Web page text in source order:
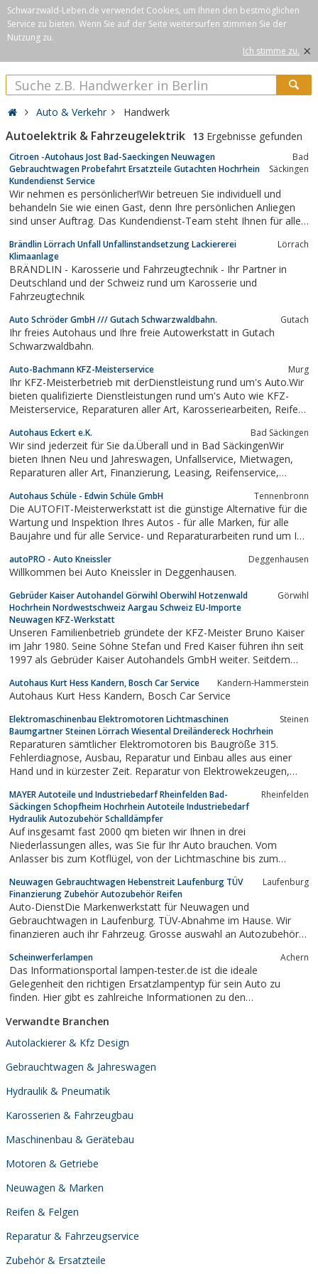
Schwarzwald-Leben.de verwendet Cookies, um Ihnen den bestmöglichen
Service zu bieten. Wenn Sie auf der Seite weitersurfen stimmen Sie der
Nutzung zu.
Ich stimme zu. ×
Auto & Verkehr Handwerk
Autoelektrik & Fahrzeugelektrik 13 Ergebnisse gefunden
Citroen -Autohaus Jost Bad-Saeckingen Neuwagen
Gebrauchtwagen Probefahrt Ersatzteile Gutachten Hochrhein
Kundendienst Service
Bad
Säckingen
Wir nehmen es persönlicher!Wir betreuen Sie individuell und
behandeln Sie wie einen Gast, denn Ihre persönlichen Anliegen
sind unser Auftrag. Das Kundendienst-Team steht Ihnen für alle
möchten mit uns Kontakt aufnehmen?
Brändlin Lörrach Unfall Unfallinstandsetzung Lackiererei
Klimaanlage
Lörrach
BRÄNDLIN - Karosserie und Fahrzeugtechnik - Ihr Partner in
Deutschland und der Schweiz rund um Karosserie und
Fahrzeugtechnik
Auto Schröder GmbH /// Gutach Schwarzwaldbahn. Gutach
Ihr freies Autohaus und Ihre freie Autowerkstatt in Gutach
Schwarzwaldbahn.
Auto-Bachmann KFZ-Meisterservice Murg
Ihr KFZ-Meisterbetrieb mit derDienstleistung rund um's Auto.Wir
bieten qualifizierte Dienstleistungen rund um's Auto wie KFZ-
Meisterservice, Reparaturen aller Art, Karosseriearbeiten, Reifen-
Die TÜV-Abnahme findet 2mal pro Woche im Hausstatt.
Autohaus Eckert e.K. Bad Säckingen
Wir sind jederzeit für Sie da.Überall und in Bad SäckingenWir
bieten Ihnen Neu und Jahreswagen, Unfallservice, Mietwagen,
Reparaturen aller Art, Finanzierung, Leasing, Reifenservice,
Autohaus Schüle - Edwin Schüle GmbH Tennenbronn
Die AUTOFIT-Meisterwerkstatt ist die günstige Alternative für die
Wartung und Inspektion Ihres Autos - für alle Marken, für alle
Baujahre und für alle Service- und Reparaturarbeiten rund um Ihr
autoPRO - Auto Kneissler Deggenhausen
Willkommen bei Auto Kneissler in Deggenhausen.
Gebrüder Kaiser Autohandel Görwihl Oberwihl Hotzenwald
Hochrhein Nordwestschweiz Aargau Schweiz EU-Importe
Neuwagen KFZ-Werkstatt
Görwihl
Unseren Familienbetrieb gründete der KFZ-Meister Bruno Kaiser
im Jahr 1980. Seine Söhne Stefan und Fred Kaiser führen ihn seit
1997 als Gebrüder Kaiser Autohandels GmbH weiter. Seitdem
qualifizierten Team repariert und verkauft.Über 20 Jahre war das
Autohaus Kaiser auf...
Autohaus Kurt Hess Kandern, Bosch Car Service Kandern-Hammerstein
Autohaus Kurt Hess Kandern, Bosch Car Service
Elektromaschinenbau Elektromotoren Lichtmaschinen
Baumgartner Steinen Lörrach Wiesental Dreiländereck Hochrhein
Steinen
Reparaturen sämtlicher Elektromotoren bis Baugröße 315.
Fehlerdiagnose, Ausbau, Reparatur und Einbau alles aus einer
Hand und in kürzester Zeit. Reparatur von Elektrowekzeugen,
MAYER Autoteile und Industriebedarf Rheinfelden Bad-
Säckingen Schopfheim Hochrhein Autoteile Industriebedarf
Hydraulik Autozubehör Schalldämpfer
Rheinfelden
Auf insgesamt fast 2000 qm bieten wir Ihnen in drei
Niederlassungen alles, was Sie für Ihr Auto brauchen. Vom
Anlasser bis zum Kotflügel, von der Lichtmaschine bis zum
unserer Farbmischanlage können wir Ihnen jede beliebige Farbe
für Ihr Auto mischen.Außerdem...
Neuwagen Gebrauchtwagen Hebenstreit Laufenburg TÜV
Finanzierung Zubehör Autozubehör Reifen
Laufenburg
Auto-DienstDie Markenwerkstatt für Neuwagen und
Gebrauchtwagen in Laufenburg. TÜV-Abnahme im Hause. Wir
finanzieren auch ihr Fahrzeug. Grosse auswahl an Autozubehör
der B34AUTO HEBENSTREIT- Inhaber: KFZ-Meister Jürgen
HebenstreitSteinmatt 11D-79725...
Scheinwerferlampen Achern
Das Informationsportal lampen-tester.de ist die ideale
Gelegenheit den richtigen Ersatzlampentyp für sein Auto zu
finden. Hier gibt es zahlreiche Informationen zu den
Preis.
Verwandte Branchen
Autolackierer & Kfz Design
Gebrauchtwagen & Jahreswagen
Hydraulik & Pneumatik
Karosserien & Fahrzeugbau
Maschinenbau & Gerätebau
Motoren & Getriebe
Neuwagen & Marken
Reifen & Felgen
Reparatur & Fahrzeugservice
Zubehör & Ersatzteile